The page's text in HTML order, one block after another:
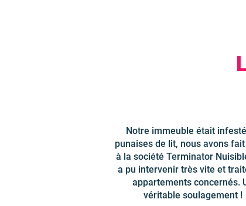
Notre immeuble était
punaises de lit, nous avons
à la société Terminator
a pu intervenir très vite et
appartements concernés.
véritable soulagement !